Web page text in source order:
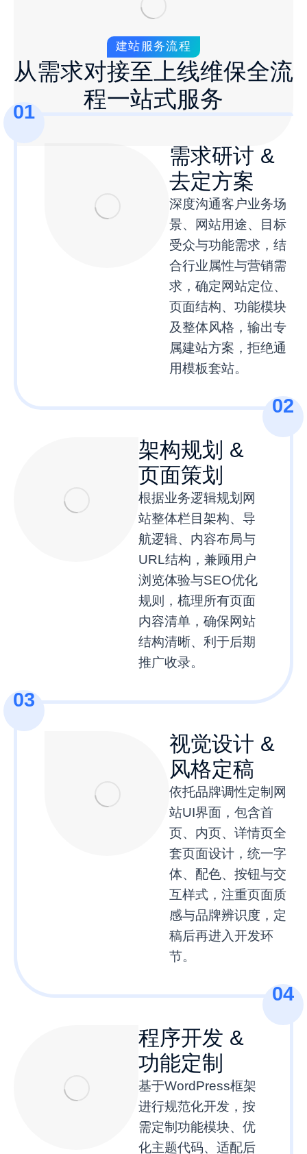
建站服务流程
从需求对接至上线维保全流
程一站式服务
01
需求研讨 &
去定方案
深度沟通客户业务场
景、网站用途、目标
受众与功能需求，结
合行业属性与营销需
求，确定网站定位、
页面结构、功能模块
及整体风格，输出专
属建站方案，拒绝通
用模板套站。
02
架构规划 &
页面策划
根据业务逻辑规划网
站整体栏目架构、导
航逻辑、内容布局与
URL结构，兼顾用户
浏览体验与SEO优化
规则，梳理所有页面
内容清单，确保网站
结构清晰、利于后期
推广收录。
03
视觉设计 &
风格定稿
依托品牌调性定制网
站UI界面，包含首
页、内页、详情页全
套页面设计，统一字
体、配色、按钮与交
互样式，注重页面质
感与品牌辨识度，定
稿后再进入开发环
节。
04
程序开发 &
功能定制
基于WordPress框架
进行规范化开发，按
需定制功能模块、优
化主题代码、适配后